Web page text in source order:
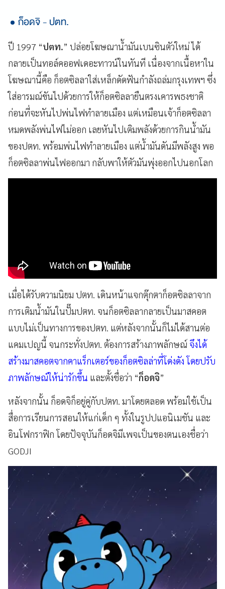
ก็อดจิ - ปตท.
ปี 1997 “ปตท.” ปล่อยโฆษณาน้ำมันเบนซินตัวใหม่ ได้
กลายเป็นทอล์คออฟเดอะทาวน์ในทันที เนื่องจากเนื้อหาใน
โฆษณานี้คือ ก็อตซิลลาใส่เหล็กดัดฟันกำลังถล่มกรุงเทพฯ ซึ่ง
ใส่อารมณ์ขันไปด้วยการให้ก็อตซิลลายืนตรงเคารพธงชาติ
ก่อนที่จะหันไปพ่นไฟทำลายเมือง แต่เหมือนเจ้าก็อตซิลลา
หมดพลังพ่นไฟไม่ออก เลยหันไปเติมพลังด้วยการกินน้ำมัน
ของปตท. พร้อมพ่นไฟทำลายเมือง แต่น้ำมันดันมีพลังสูง พอ
ก็อตซิลลาพ่นไฟออกมา กลับพาให้ตัวมันพุ่งออกไปนอกโลก
เมื่อได้รับความนิยม ปตท. เดินหน้าแจกตุ๊กตาก็อตซิลลาจาก
การเติมน้ำมันในปั๊มปตท. จนก็อตซิลลากลายเป็นมาสคอต
แบบไม่เป็นทางการของปตท. แต่หลังจากนั้นก็ไม่ได้สานต่อ
แคมเปญนี้ จนกระทั่งปตท. ต้องการสร้างภาพลักษณ์ จึงได้
สร้างมาสคอตจากคาแร็กเตอร์ของก็อตซิลล่าที่โด่งดัง โดยปรับ
ภาพลักษณ์ให้น่ารักขึ้น และตั้งชื่อว่า “ก็อดจิ”
หลังจากนั้น ก็อดจิก็อยู่คู่กับปตท. มาโดยตลอด พร้อมใช้เป็น
สื่อการเรียนการสอนให้แก่เด็ก ๆ ทั้งในรูปปแอนิเมชัน และ
อินโฟกราฟิก โดยปัจจุบันก็อดจิมีเพจเป็นของตนเองชื่อว่า
GODJI